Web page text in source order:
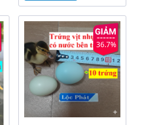
36.7%